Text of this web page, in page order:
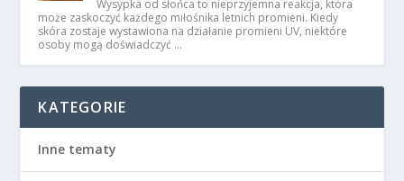
Wysypka od słońca to nieprzyjemna reakcja, która
może zaskoczyć każdego miłośnika letnich promieni. Kiedy
skóra zostaje wystawiona na działanie promieni UV, niektóre
osoby mogą doświadczyć …
KATEGORIE
Inne tematy